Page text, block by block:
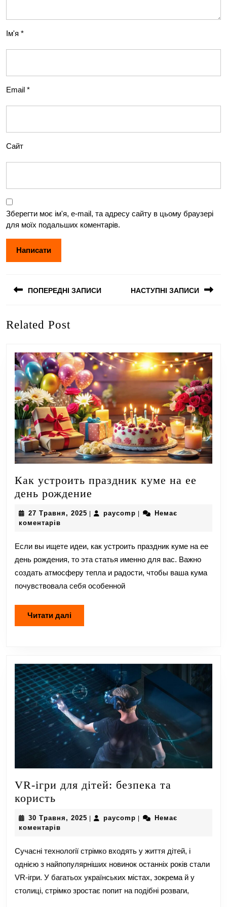
Ім'я *
Email *
Сайт
Зберегти моє ім'я, e-mail, та адресу сайту в цьому браузері
для моїх подальших коментарів.
записів
ПОПЕРЕДНІ ЗАПИСИ
запис:
НАСТУПНІ ЗАПИСИ
Related Post
Как устроить праздник куме на ее
день рождение
праздник
на
ее
день
рождение
27 Травня, 2025 27
paycomp paycomp
Немає
коментарів
Если вы ищете идеи, как устроить праздник куме на ее
день рождения, то эта статья именно для вас. Важно
создать атмосферу тепла и радости, чтобы ваша кума
почувствовала себя особенной
Читати даліЧитати
далі
VR-ігри для дітей: безпека та
користь
для
безпека
та
користь
30 Травня, 2025 30
paycomp paycomp
Немає
коментарів
Сучасні технології стрімко входять у життя дітей, і
однією з найпопулярніших новинок останніх років стали
VR-ігри. У багатьох українських містах, зокрема й у
столиці, стрімко зростає попит на подібні розваги,